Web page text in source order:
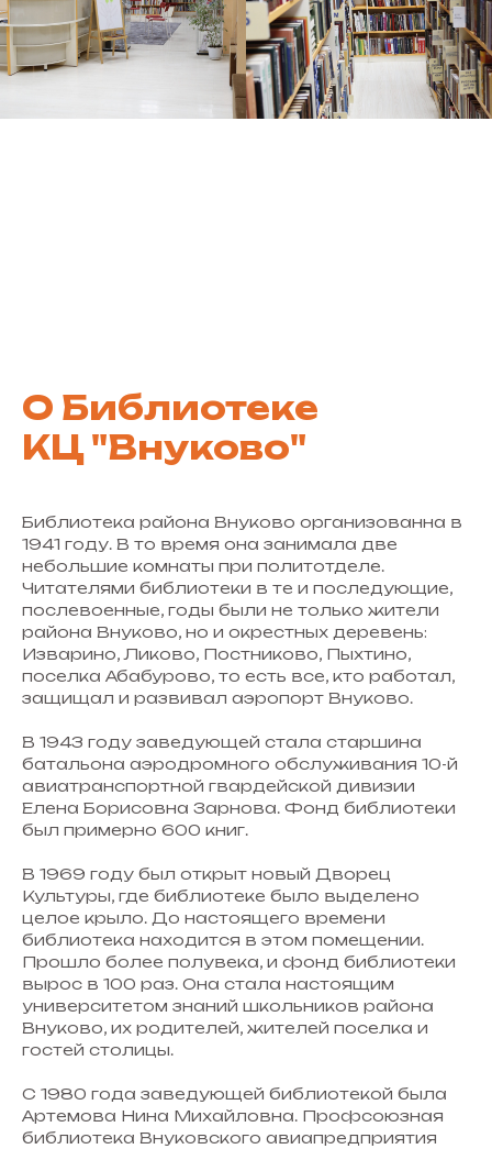
О Библиотеке
КЦ "Внуково"
Библиотека района Внуково организованна в
1941 году. В то время она занимала две
небольшие комнаты при политотделе.
Читателями библиотеки в те и последующие,
послевоенные, годы были не только жители
района Внуково, но и окрестных деревень:
Изварино, Ликово, Постниково, Пыхтино,
поселка Абабурово, то есть все, кто работал,
защищал и развивал аэропорт Внуково.
В 1943 году заведующей стала старшина
батальона аэродромного обслуживания 10-й
авиатранспортной гвардейской дивизии
Елена Борисовна Зарнова. Фонд библиотеки
был примерно 600 книг.
В 1969 году был открыт новый Дворец
Культуры, где библиотеке было выделено
целое крыло. До настоящего времени
библиотека находится в этом помещении.
Прошло более полувека, и фонд библиотеки
вырос в 100 раз. Она стала настоящим
университетом знаний школьников района
Внуково, их родителей, жителей поселка и
гостей столицы.
С 1980 года заведующей библиотекой была
Артемова Нина Михайловна. Профсоюзная
библиотека Внуковского авиапредприятия